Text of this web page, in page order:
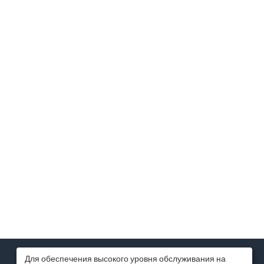
МИССИЯ КОМПАНИИ
Для обеспечения высокого уровня обслуживания на